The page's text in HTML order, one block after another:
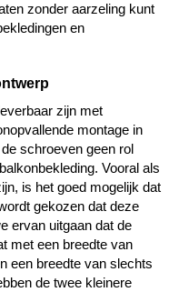
zonder aarzeling kunt
en
zijn met
montage in
schroeven geen rol
Vooral als
is het goed mogelijk dat
gekozen dat deze
ervan uitgaan dat de
met een breedte van
een breedte van slechts
de twee kleinere